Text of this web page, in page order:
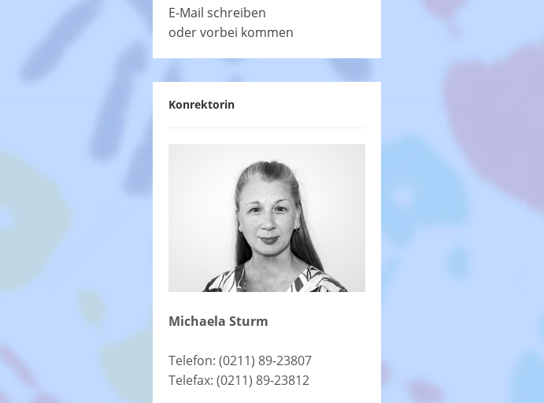
E-Mail schreiben
oder vorbei kommen
Konrektorin
Michaela Sturm
Telefon: (0211) 89-23807
Telefax: (0211) 89-23812